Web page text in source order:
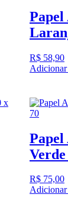
Papel
R$ 58,90
Papel
Verde
R$ 75,00
Adicionar